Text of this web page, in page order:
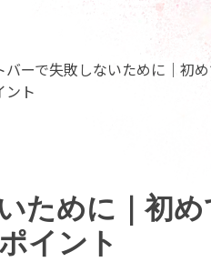
バーで失敗しないために｜初
ント
ために｜初
イント